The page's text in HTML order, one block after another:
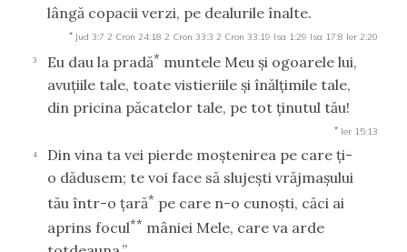
lângă copacii verzi, pe dealurile înalte.
* Jud 3:7 2 Cron 24:18 2 Cron 33:3 2 Cron 33:19 Isa 1:29 Isa 17:8 Ier 2:20
3 Eu dau la pradă* muntele Meu şi ogoarele lui,
avuţiile tale, toate vistieriile şi înălţimile tale,
din pricina păcatelor tale, pe tot ţinutul tău!
* Ier 15:13
4
Din vina ta vei pierde moştenirea pe care ţi-
o dădusem; te voi face să slujeşti vrăjmaşului
tău într-o ţară* pe care n-o cunoşti, căci ai
aprins focul** mâniei Mele, care va arde